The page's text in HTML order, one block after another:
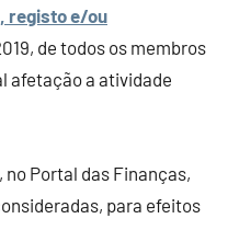
registo e/ou
de todos os membros
afetação a atividade
Portal das Finanças,
para efeitos